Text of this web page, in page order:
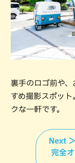
裏手のロゴ前や
すめ撮影スポッ
クな一軒です。
Next
完全